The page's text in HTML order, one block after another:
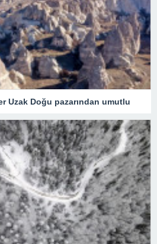
Uzak Doğu pazarından umutlu